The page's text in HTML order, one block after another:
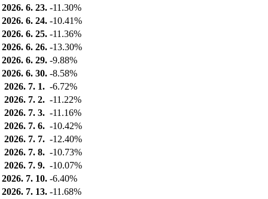
2026. 6. 23. -11.30%
2026. 6. 24. -10.41%
2026. 6. 25. -11.36%
2026. 6. 26. -13.30%
2026. 6. 29. -9.88%
2026. 6. 30. -8.58%
2026. 7. 1. -6.72%
2026. 7. 2. -11.22%
2026. 7. 3. -11.16%
2026. 7. 6. -10.42%
2026. 7. 7. -12.40%
2026. 7. 8. -10.73%
2026. 7. 9. -10.07%
2026. 7. 10. -6.40%
2026. 7. 13. -11.68%